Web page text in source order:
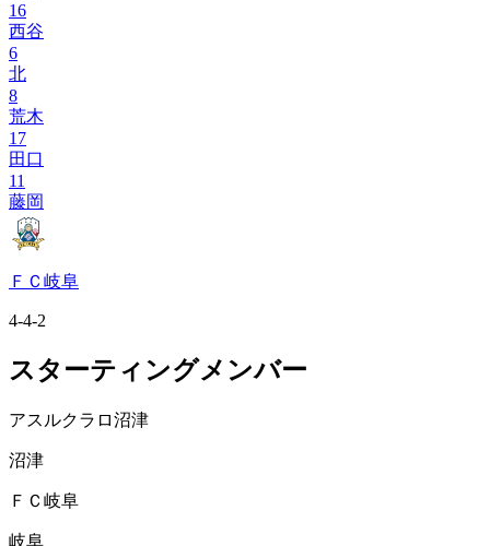
16
西谷
6
北
8
荒木
17
田口
11
藤岡
ＦＣ岐阜
4-4-2
スターティングメンバー
アスルクラロ沼津
沼津
ＦＣ岐阜
岐阜